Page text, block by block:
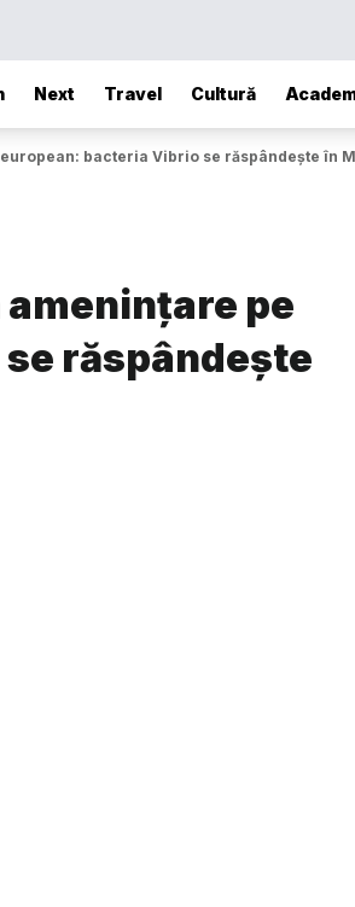
Next Travel Cultură
bacteria Vibrio se răspândește în
pe
răspândește